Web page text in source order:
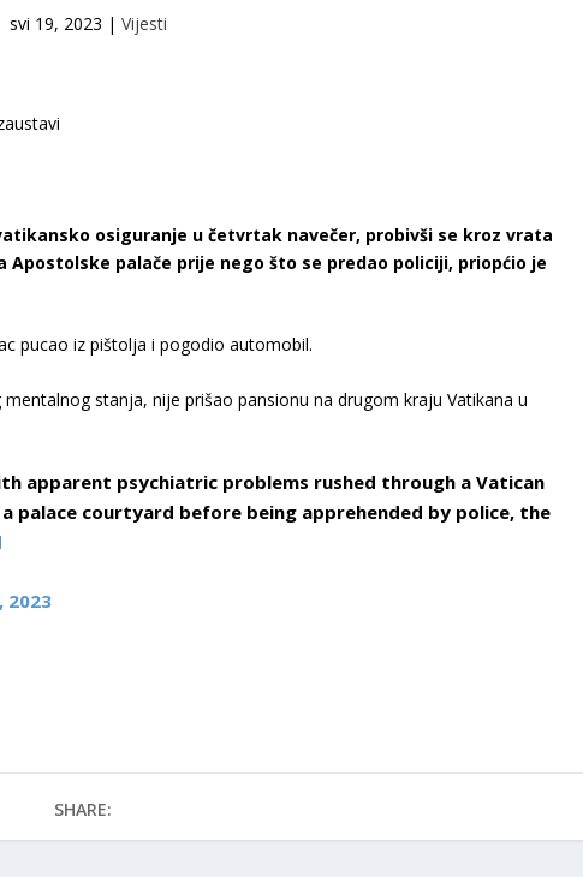
svi 19, 2023 |Vijesti
osiguranje u četvrtak navečer, probivši se kroz vrata
palače prije nego što se predao policiji, priopćio je
pucao iz pištolja i pogodio automobil.
stanja, nije prišao pansionu na drugom kraju Vatikana u
apparent psychiatric problems rushed through a Vatican
palace courtyard before being apprehended by police, the
2023
SHARE: